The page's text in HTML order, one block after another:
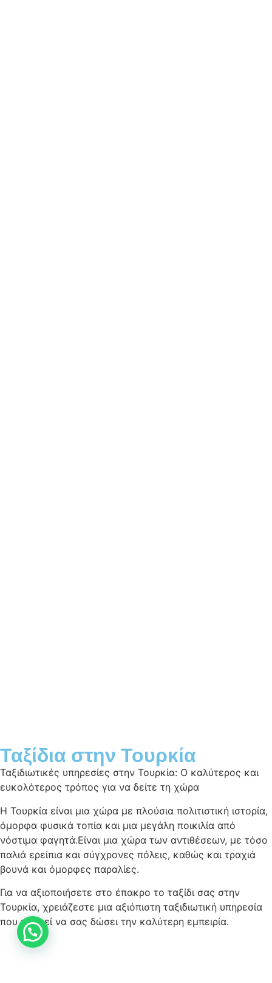
Ταξίδια στην Τουρκία
Ταξιδιωτικές υπηρεσίες στην Τουρκία: Ο καλύτερος και
ευκολότερος τρόπος για να δείτε τη χώρα
Η Τουρκία είναι μια χώρα με πλούσια πολιτιστική ιστορία,
όμορφα φυσικά τοπία και μια μεγάλη ποικιλία από
νόστιμα φαγητά.Είναι μια χώρα των αντιθέσεων, με τόσο
παλιά ερείπια και σύγχρονες πόλεις, καθώς και τραχιά
βουνά και όμορφες παραλίες.
Για να αξιοποιήσετε στο έπακρο το ταξίδι σας στην
Τουρκία, χρειάζεστε μια αξιόπιστη ταξιδιωτική υπηρεσία
που μπορεί να σας δώσει την καλύτερη εμπειρία.